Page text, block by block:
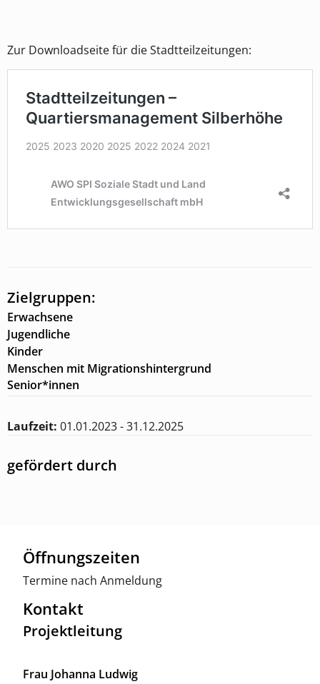
Zur Downloadseite für die Stadtteilzeitungen:
Zielgruppen:
Erwachsene
Jugendliche
Kinder
Menschen mit Migrationshintergrund
Senior*innen
Laufzeit: 01.01.2023 - 31.12.2025
gefördert durch
Öffnungszeiten
Termine nach Anmeldung
Kontakt
Projektleitung
Frau Johanna Ludwig